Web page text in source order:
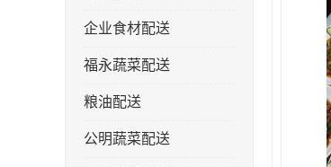
企业食材配送
福永蔬菜配送
粮油配送
公明蔬菜配送